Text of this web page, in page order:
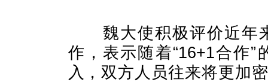
魏大使积极评价近年
作，表示随着“16+1合作”
入，双方人员往来将更加